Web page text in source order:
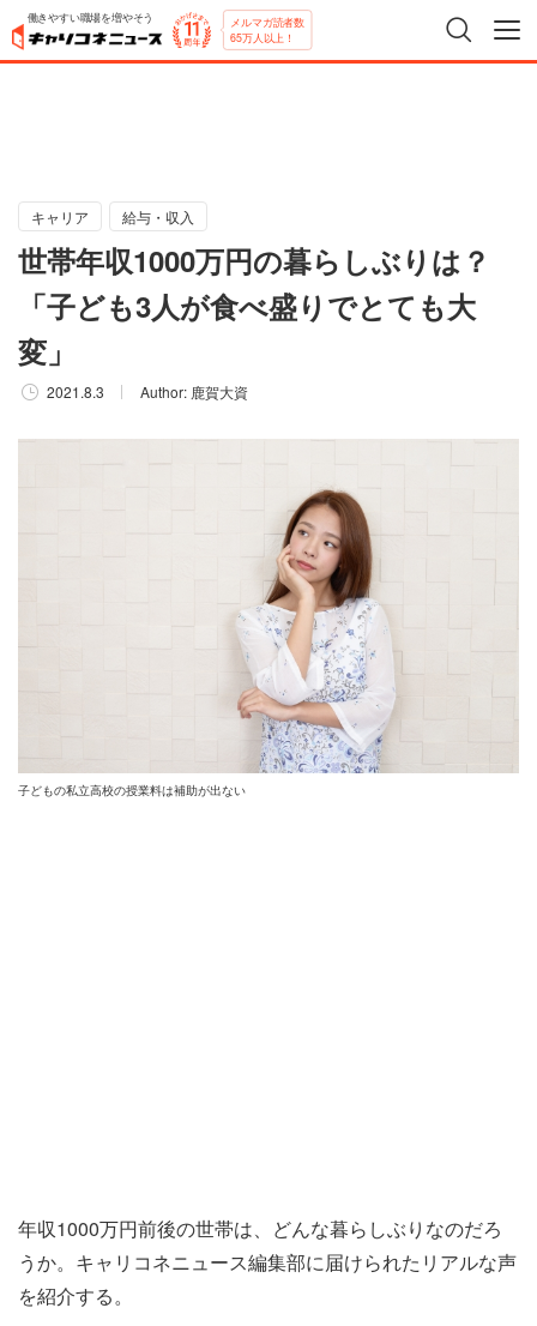
働きやすい職場を増やそう メルマガ読者数
65万人以上！
キャリア 給与・収入
世帯年収1000万円の暮らしぶりは？
「子ども3人が食べ盛りでとても大
変」
2021.8.3 Author: 鹿賀大資
子どもの私立高校の授業料は補助が出ない
年収1000万円前後の世帯は、どんな暮らしぶりなのだろ
うか。キャリコネニュース編集部に届けられたリアルな声
を紹介する。